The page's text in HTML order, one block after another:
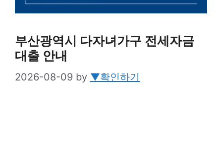
부산광역시 다자녀가구 전세자금
대출 안내
2026-08-09 by ▼확인하기